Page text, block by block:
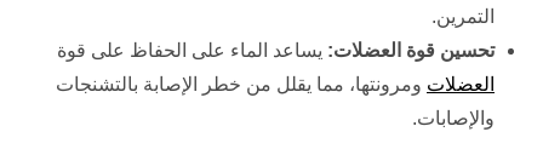
التمرين.
تحسين قوة العضلات: يساعد الماء على الحفاظ على قوة
العضلات ومرونتها، مما يقلل من خطر الإصابة بالتشنجات
والإصابات.